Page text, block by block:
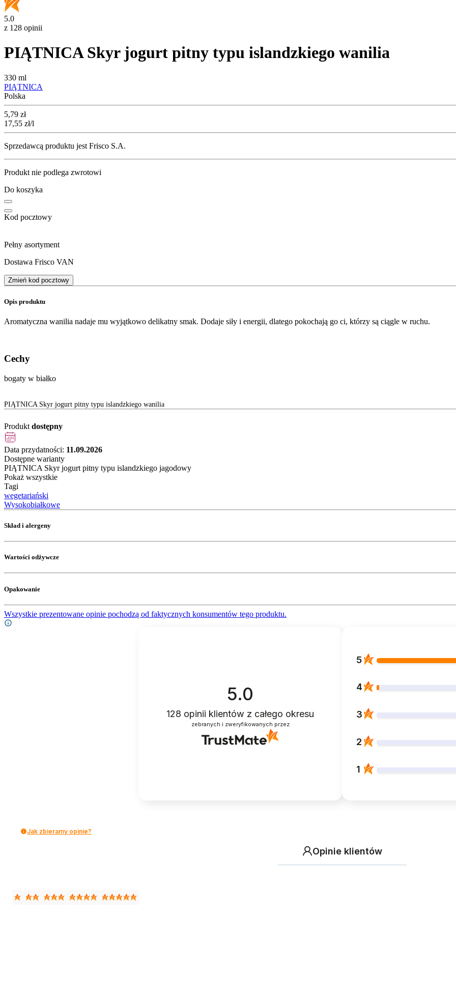
5.0
z 128 opinii
PIĄTNICA Skyr jogurt pitny typu islandzkiego wanilia
330 ml
PIĄTNICA
Polska
Cena
5,79 zł
17,55 zł/l
Sprzedawcą produktu jest Frisco S.A.
Produkt nie podlega zwrotowi
Do koszyka
Kod pocztowy
Pełny asortyment
Dostawa Frisco VAN
Zmień kod pocztowy
Opis produktu
Aromatyczna wanilia nadaje mu wyjątkowo delikatny smak. Dodaje siły i energii, dlatego pokochają go ci, którzy są ciągle w ruchu.
Cechy
bogaty w białko
PIĄTNICA Skyr jogurt pitny typu islandzkiego wanilia
Produkt dostępny
Data przydatności: 11.09.2026
Dostępne warianty
PIĄTNICA Skyr jogurt pitny typu islandzkiego jagodowy
Pokaż wszystkie
Tagi
wegetariański
Wysokobiałkowe
Skład i alergeny
Wartości odżywcze
Opakowanie
Wszystkie prezentowane opinie pochodzą od faktycznych konsumentów tego produktu.
5.0
128 opinii klientów z całego okresu
zebranych i zweryfikowanych przez
5
4
3
2
1
Jak zbieramy opinie?
Opinie klientów